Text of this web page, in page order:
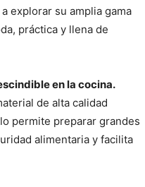
explorar su amplia gama
práctica y llena de
en la cocina.
de alta calidad
permite preparar grandes
alimentaria y facilita